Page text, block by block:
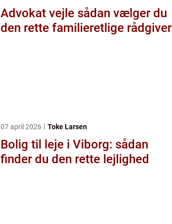
Advokat vejle sådan vælger du
den rette familieretlige rådgiver
07 april 2026 Toke Larsen
Bolig til leje i Viborg: sådan
finder du den rette lejlighed